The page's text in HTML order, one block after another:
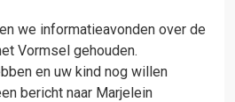
we informatieavonden over de
Vormsel gehouden.
en uw kind nog willen
bericht naar Marjelein